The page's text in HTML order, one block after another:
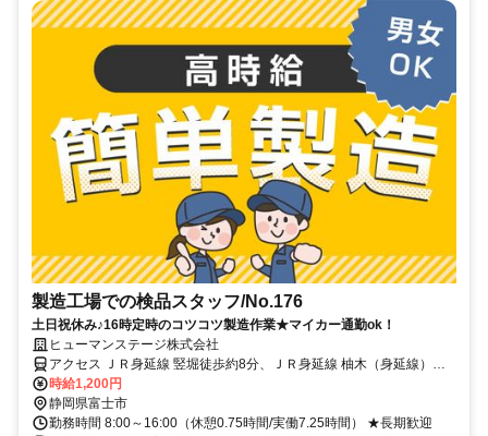
製造工場での検品スタッフ/No.176
土日祝休み♪16時定時のコツコツ製造作業★マイカー通勤ok！
ヒューマンステージ株式会社
アクセス ＪＲ身延線 竪堀徒歩約8分、ＪＲ身延線 柚木（身延線）徒
歩約14分、ＪＲ東海道本線 富士北口徒歩約31分
時給1,200円
静岡県富士市
勤務時間 8:00～16:00（休憩0.75時間/実働7.25時間） ★長期歓迎